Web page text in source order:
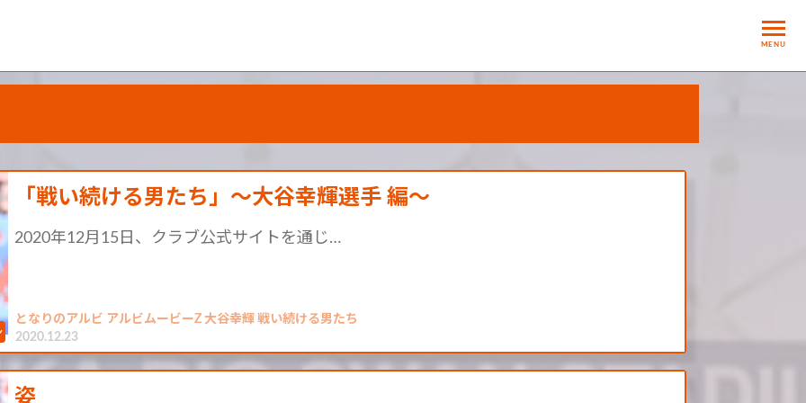
MENU
「戦い続ける男たち」～大谷幸輝選手 編～
2020年12月15日、クラブ公式サイトを通じ…
となりのアルビ アルビムービーZ 大谷幸輝 戦い続ける男たち
2020.12.23
姿